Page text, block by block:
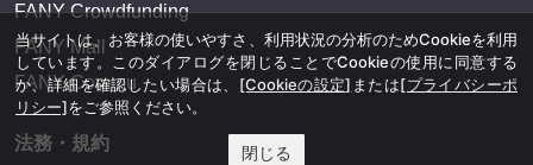
FANY Crowdfunding
FANY Mall
FANY Commu
法務・規約
当サイトは、お客様の使いやすさ、利用状況の分析のためCookieを利用
しています。このダイアログを閉じることでCookieの使用に同意する
か、詳細を確認したい場合は、 [Cookieの設定] または[プライバシーポ
リシー]をご参照ください。
閉じる